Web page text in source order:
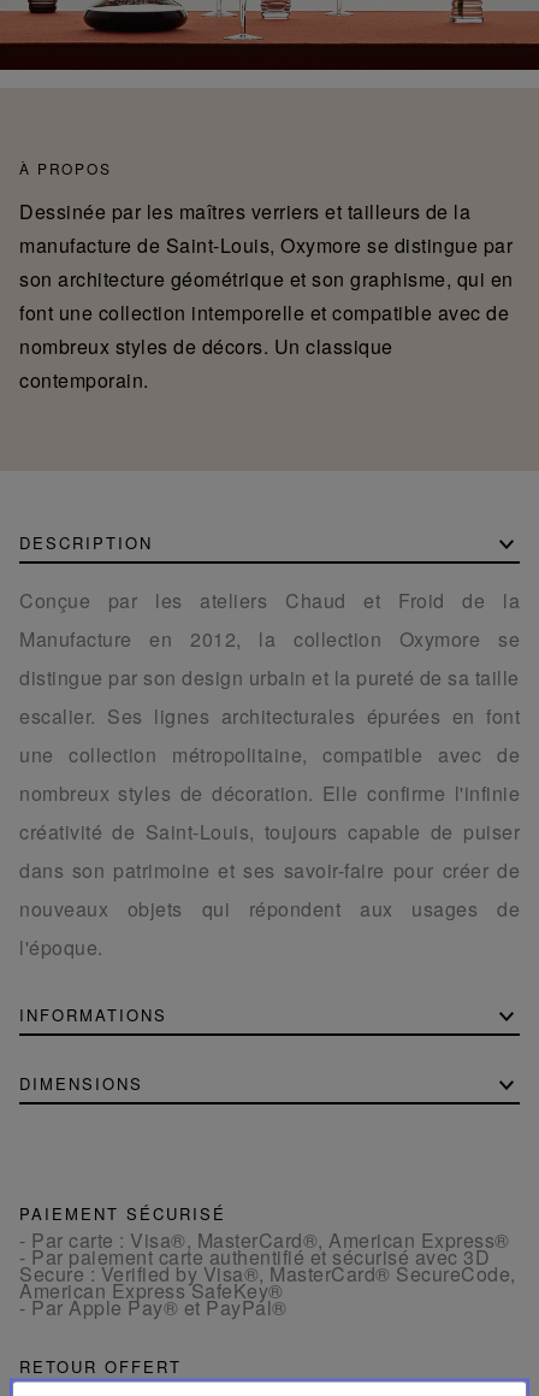
À PROPOS
Dessinée par les maîtres verriers et tailleurs de la
manufacture de Saint-Louis, Oxymore se distingue par
son architecture géométrique et son graphisme, qui en
font une collection intemporelle et compatible avec de
nombreux styles de décors. Un classique
contemporain.
DESCRIPTION
Conçue par les ateliers Chaud et Froid de la
Manufacture en 2012, la collection Oxymore se
distingue par son design urbain et la pureté de sa taille
escalier. Ses lignes architecturales épurées en font
une collection métropolitaine, compatible avec de
nombreux styles de décoration. Elle confirme l'infinie
créativité de Saint-Louis, toujours capable de puiser
dans son patrimoine et ses savoir-faire pour créer de
nouveaux objets qui répondent aux usages de
l'époque.
INFORMATIONS
DIMENSIONS
PAIEMENT SÉCURISÉ
- Par carte : Visa®, MasterCard®, American Express®
- Par paiement carte authentifié et sécurisé avec 3D
Secure : Verified by Visa®, MasterCard® SecureCode,
American Express SafeKey®
- Par Apple Pay® et PayPal®
RETOUR OFFERT